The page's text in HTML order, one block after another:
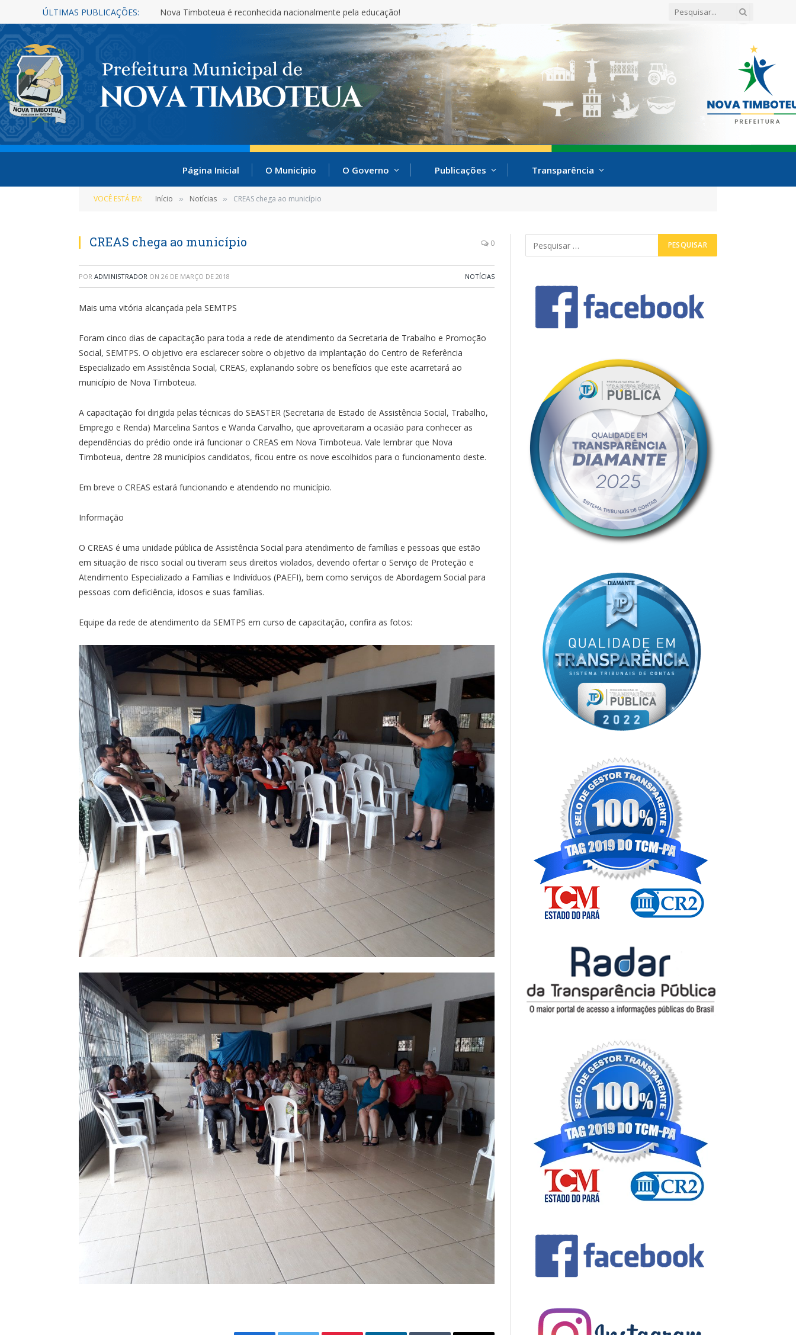
ÚLTIMAS PUBLICAÇÕES: Nova Timboteua é reconhecida nacionalmente pela educação!
Página Inicial O Município O Governo Publicações Transparência
VOCÊ ESTÁ EM: Início » Notícias » CREAS chega ao município
CREAS chega ao município 0
POR ADMINISTRADOR ON 26 DE MARÇO DE 2018 NOTÍCIAS
Mais uma vitória alcançada pela SEMTPS
Foram cinco dias de capacitação para toda a rede de atendimento da Secretaria de Trabalho e Promoção
Social, SEMTPS. O objetivo era esclarecer sobre o objetivo da implantação do Centro de Referência
Especializado em Assistência Social, CREAS, explanando sobre os benefícios que este acarretará ao
município de Nova Timboteua.
A capacitação foi dirigida pelas técnicas do SEASTER (Secretaria de Estado de Assistência Social, Trabalho,
Emprego e Renda) Marcelina Santos e Wanda Carvalho, que aproveitaram a ocasião para conhecer as
dependências do prédio onde irá funcionar o CREAS em Nova Timboteua. Vale lembrar que Nova
Timboteua, dentre 28 municípios candidatos, ficou entre os nove escolhidos para o funcionamento deste.
Em breve o CREAS estará funcionando e atendendo no município.
Informação
O CREAS é uma unidade pública de Assistência Social para atendimento de famílias e pessoas que estão
em situação de risco social ou tiveram seus direitos violados, devendo ofertar o Serviço de Proteção e
Atendimento Especializado a Famílias e Indivíduos (PAEFI), bem como serviços de Abordagem Social para
pessoas com deficiência, idosos e suas famílias.
Equipe da rede de atendimento da SEMTPS em curso de capacitação, confira as fotos: